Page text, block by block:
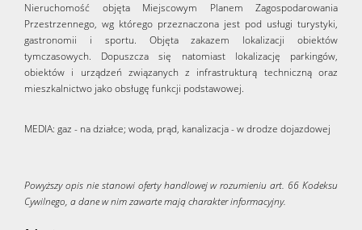
Nieruchomość objęta Miejscowym Planem Zagospodarowania
Przestrzennego, wg którego przeznaczona jest pod usługi turystyki,
gastronomii i sportu. Objęta zakazem lokalizacji obiektów
tymczasowych. Dopuszcza się natomiast lokalizację parkingów,
obiektów i urządzeń związanych z infrastrukturą techniczną oraz
mieszkalnictwo jako obsługę funkcji podstawowej.
MEDIA: gaz - na działce; woda, prąd, kanalizacja - w drodze dojazdowej
Powyższy opis nie stanowi oferty handlowej w rozumieniu art. 66 Kodeksu
Cywilnego, a dane w nim zawarte mają charakter informacyjny.